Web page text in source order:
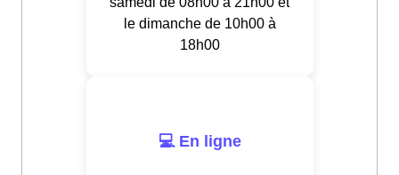
le dimanche de 10h00 à
18h00
💻 En ligne